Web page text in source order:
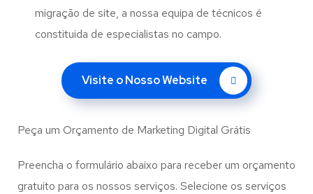
migração de site, a nossa equipa de técnicos é
constituida de especialistas no campo.
Visite o Nosso Website
Peça um Orçamento de Marketing Digital Grátis
Preencha o formulário abaixo para receber um orçamento
gratuito para os nossos serviços. Selecione os serviços